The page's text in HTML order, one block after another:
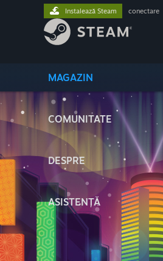
MAGAZIN
COMUNITATE
DESPRE
ASISTENȚĂ
Instalează Steam conectare